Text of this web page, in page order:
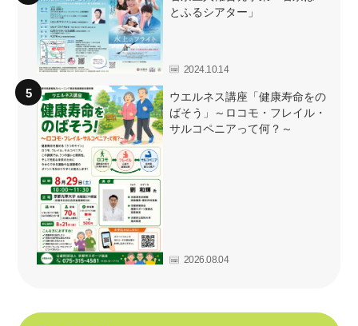
とふるシアター」
2024.10.14
ウエルネス講座「健康寿命をの
ばそう」～ロコモ・フレイル・
サルコペニアって何？～
2026.08.04